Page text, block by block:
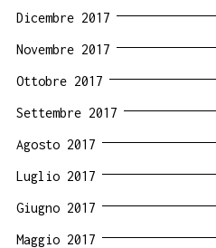
Dicembre 2017
Novembre 2017
Ottobre 2017
Settembre 2017
Agosto 2017
Luglio 2017
Giugno 2017
Maggio 2017